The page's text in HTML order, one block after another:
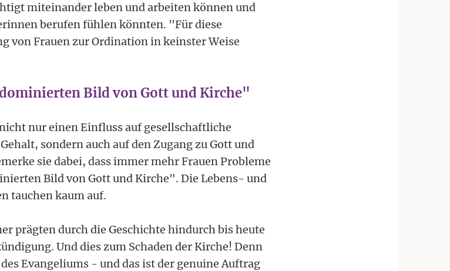
miteinander leben und arbeiten können und
berufen fühlen könnten. "Für diese
von Frauen zur Ordination in keinster Weise
Bild von Gott und Kirche"
nur einen Einfluss auf gesellschaftliche
sondern auch auf den Zugang zu Gott und
sie dabei, dass immer mehr Frauen Probleme
Bild von Gott und Kirche". Die Lebens- und
tauchen kaum auf.
prägten durch die Geschichte hindurch bis heute
Und dies zum Schaden der Kirche! Denn
Evangeliums - und das ist der genuine Auftrag